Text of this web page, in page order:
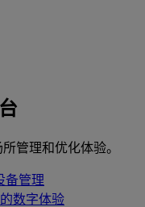
管理和优化体验。
备管理
数字体验